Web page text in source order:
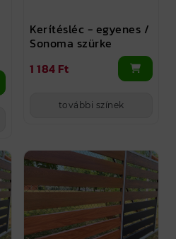
Kerítésléc - egyenes /
Sonoma szürke
1 184 Ft
további színek